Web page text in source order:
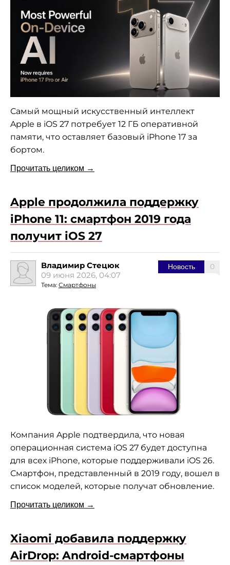
Самый мощный искусственный интеллект
Apple в iOS 27 потребует 12 ГБ оперативной
памяти, что оставляет базовый iPhone 17 за
бортом.
Прочитать целиком →
Apple продолжила поддержку
iPhone 11: смартфон 2019 года
получит iOS 27
0
Новость
Владимир Стецюк
09 июня 2026, 04:07
Тема: Смартфоны
Компания Apple подтвердила, что новая
операционная система iOS 27 будет доступна
для всех iPhone, которые поддерживали iOS 26.
Смартфон, представленный в 2019 году, вошел в
список моделей, которые получат обновление.
Прочитать целиком →
Xiaomi добавила поддержку
AirDrop: Android-смартфоны